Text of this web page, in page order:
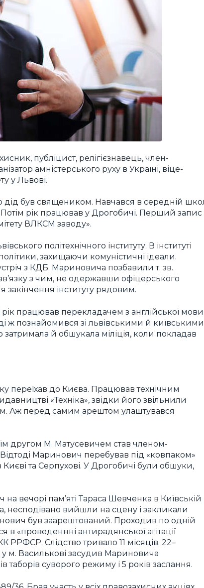
публіцист, релігієзнавець, член-
амністерського руху в Україні, віце-
у Львові.
дід був священиком. Навчався в середній
рік працював у Дрогобичі. Перший запис
ВЛКСМ заводу».
політехнічного інституту. В інституті
захищаючи комуністичні ідеали.
з КДБ. Мариновича позбавили т. зв.
з чим, не одержавши офіцерського
інституту рядовим.
рік працював перекладачем з англійської мови
ж познайомився зі львівськими й київськими
й обшукала міліція, коли покладав
переїхав до Києва. Працював технічним
«Техніка», звідки його звільнили
Аж перед самим арештом улаштувався
другом М. Матусевичем став членом-
Маринович перебував під «ковпаком»
та Серпухові. У Дрогобичі були обшуки,
вечорі пам’яті Тараса Шевченка в Київській
несподівано вийшли на сцену і закликали
був заарештований. Проходив по одній
«проведеннні антирадянської агітації
РРФСР. Слідство тривало 11 місяців. 22–
м. Василькові засудив Мариновича
суворого режиму і 5 років заслання.